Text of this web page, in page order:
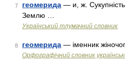
7 геомерида — и, ж.
Землю …
Український тлумачний словник
8 геомерида — іменник
Орфографічний словник